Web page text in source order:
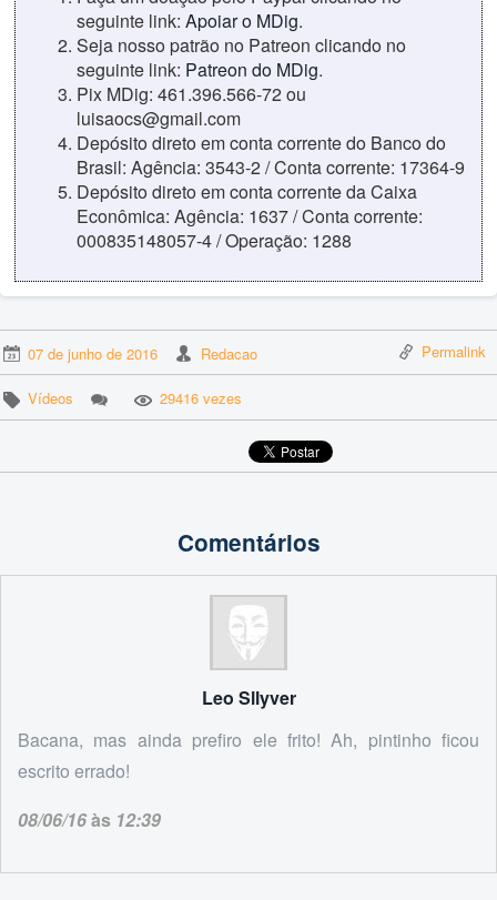
seguinte link: Apoiar o MDig.
Seja nosso patrão no Patreon clicando no
seguinte link: Patreon do MDig.
Pix MDig: 461.396.566-72 ou
luisaocs@gmail.com
Depósito direto em conta corrente do Banco do
Brasil: Agência: 3543-2 / Conta corrente: 17364-9
Depósito direto em conta corrente da Caixa
Econômica: Agência: 1637 / Conta corrente:
000835148057-4 / Operação: 1288
07 de junho de 2016 Redacao Permalink
Vídeos 29416 vezes
Comentários
Leo Sllyver
Bacana, mas ainda prefiro ele frito! Ah, pintinho ficou
escrito errado!
08/06/16às 12:39